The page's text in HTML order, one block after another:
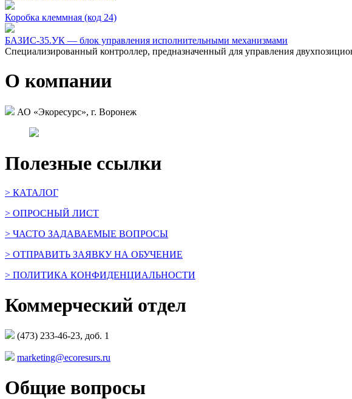
Коробка клеммная (код 24)
БАЗИС-35.УК — блок управления исполнительными механизмами
Специализированный контроллер, предназначенный для управления
О компании
АО «Экоресурс», г. Воронеж
Полезные ссылки
> КАТАЛОГ
> ОПРОСНЫЙ ЛИСТ
> ЧАСТО ЗАДАВАЕМЫЕ ВОПРОСЫ
> ОТПРАВИТЬ ЗАЯВКУ НА ОБУЧЕНИЕ
> ПОЛИТИКА КОНФИДЕНЦИАЛЬНОСТИ
Коммерческий отдел
(473) 233-46-23, доб. 1
marketing@ecoresurs.ru
Общие вопросы